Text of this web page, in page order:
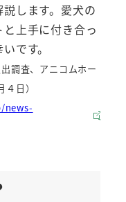
します。愛犬の
上手に付き合っ
です。
調査、アニコムホー
日）